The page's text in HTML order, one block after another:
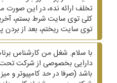
تخلف ارائه نده، در این صورت
توی سایت ریختم، بعد از بردن
با سلام. شغل من کارشناس
دارایی بخصوصی از شرکت
باشد (صرفا در حد کامپیوتر و